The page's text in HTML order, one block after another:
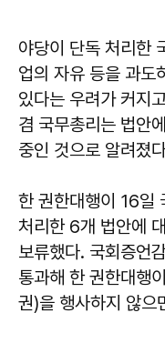
야당이 단독 처리한
업의 자유 등을 과도
있다는 우려가 커지
겸 국무총리는 법안
중인 것으로 알려졌
한 권한대행이 16일
처리한 6개 법안에
보류했다. 국회증언
통과해 한 권한대행
권)을 행사하지 않으